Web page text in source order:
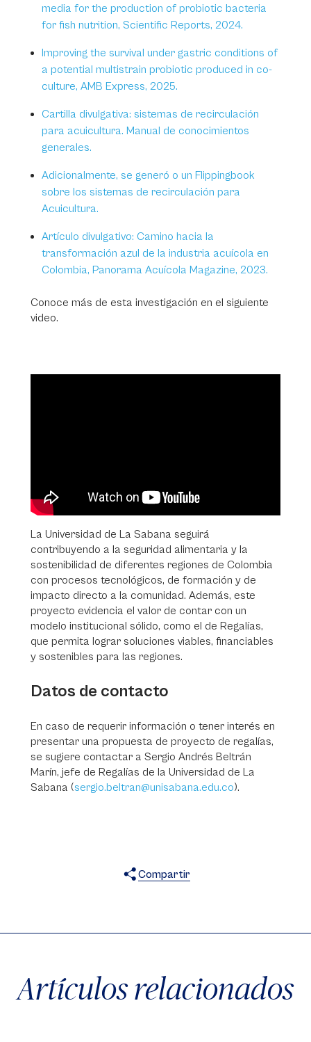
media for the production of probiotic bacteria
for fish nutrition, Scientific Reports, 2024.
Improving the survival under gastric conditions of
a potential multistrain probiotic produced in co-
culture, AMB Express, 2025.
Cartilla divulgativa: sistemas de recirculación
para acuicultura. Manual de conocimientos
generales.
Adicionalmente, se generó o un Flippingbook
sobre los sistemas de recirculación para
Acuicultura.
Artículo divulgativo: Camino hacia la
transformación azul de la industria acuícola en
Colombia, Panorama Acuícola Magazine, 2023.
Conoce más de esta investigación en el siguiente
video.
La Universidad de La Sabana seguirá
contribuyendo a la seguridad alimentaria y la
sostenibilidad de diferentes regiones de Colombia
con procesos tecnológicos, de formación y de
impacto directo a la comunidad. Además, este
proyecto evidencia el valor de contar con un
modelo institucional sólido, como el de Regalías,
que permita lograr soluciones viables, financiables
y sostenibles para las regiones.
Datos de contacto
En caso de requerir información o tener interés en
presentar una propuesta de proyecto de regalías,
se sugiere contactar a Sergio Andrés Beltrán
Marín, jefe de Regalías de la Universidad de La
Sabana (sergio.beltran@unisabana.edu.co).
Compartir
Artículos relacionados